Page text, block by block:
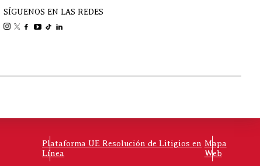
SÍGUENOS EN LAS REDES
Plataforma UE Resolución de Litigios en
Línea
Mapa
Web